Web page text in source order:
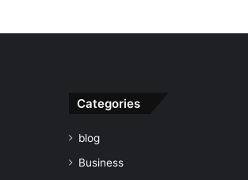
Categories
blog
Business